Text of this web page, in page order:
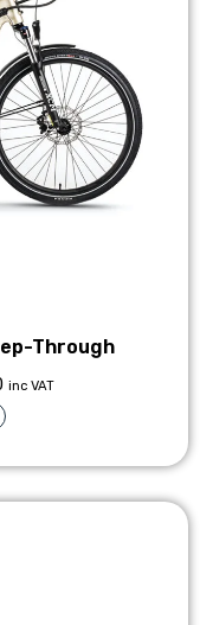
Through
inc VAT